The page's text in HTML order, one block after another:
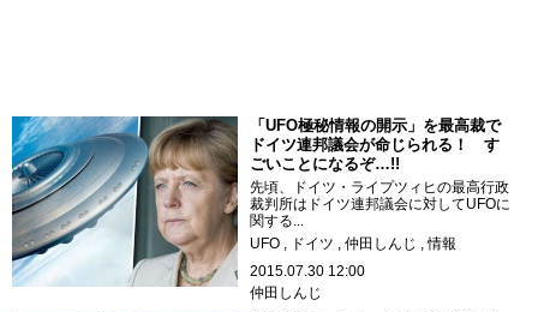
「UFO極秘情報の開示」を最高裁で
ドイツ連邦議会が命じられる！ す
ごいことになるぞ…!!
先頃、ドイツ・ライプツィヒの最高行政
裁判所はドイツ連邦議会に対してUFOに
関する...
UFO
ドイツ 仲田しんじ
情報
2015.07.30 12:00
仲田しんじ